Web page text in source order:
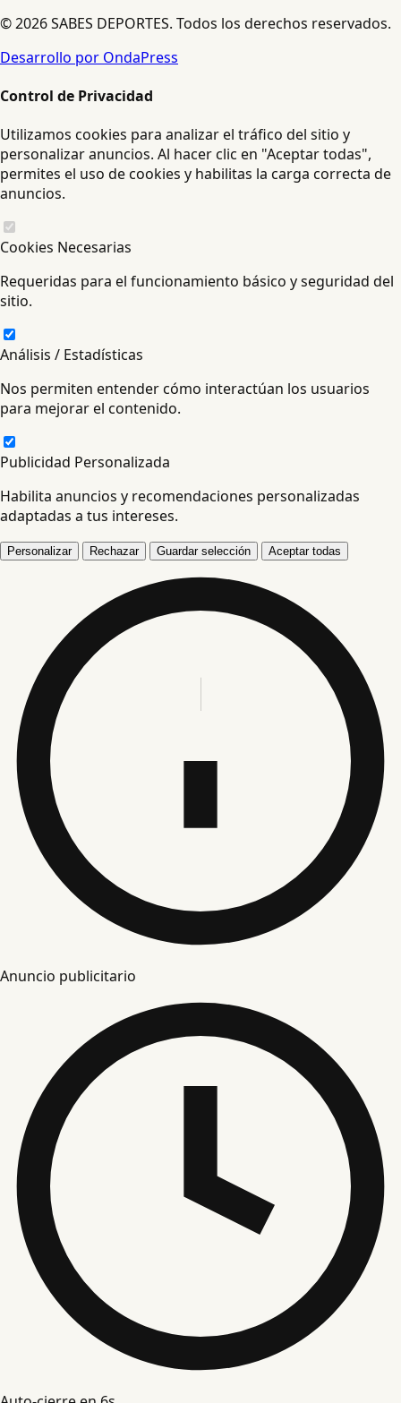
© 2026 SABES DEPORTES. Todos los derechos reservados.
Desarrollo por OndaPress
Control de Privacidad
Utilizamos cookies para analizar el tráfico del sitio y
personalizar anuncios. Al hacer clic en "Aceptar todas",
permites el uso de cookies y habilitas la carga correcta de
anuncios.
Cookies Necesarias
Requeridas para el funcionamiento básico y seguridad del
sitio.
Análisis / Estadísticas
Nos permiten entender cómo interactúan los usuarios
para mejorar el contenido.
Publicidad Personalizada
Habilita anuncios y recomendaciones personalizadas
adaptadas a tus intereses.
Personalizar Rechazar Guardar selección Aceptar todas
Anuncio publicitario